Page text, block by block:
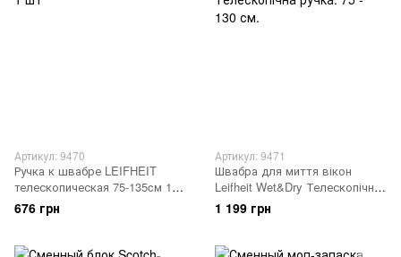
Артикул: 9470
Ручка к швабре LEIFHEIT
телескопическая 75-135cм 1
шт
676 грн
Артикул: 9471
Швабра для миття вікон
Leifheit Wet&Dry Телескопічна
ручка: 75 - 130 см.
1 199 грн